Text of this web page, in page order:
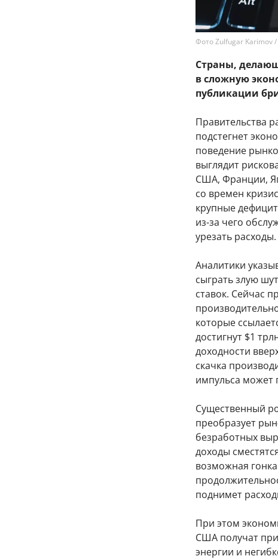
Фото Zulfugar Karimov
Страны,
в сложную
публикации
Правительства
подстегнет
поведение
выглядит
США, Франции,
со времен
крупные
из-за чего
урезать расходы.
Аналитики
сыграть злую
ставок. Сейчас
которые
достигнут $1
доходности
скачка
импульса может
Существенный
преобразует
безработных
доходы
возможная
поднимет
При этом
США получат
энергии и